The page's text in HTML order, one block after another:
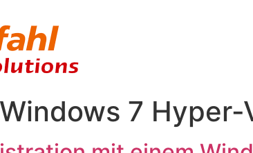
Windows 7 Hyper-